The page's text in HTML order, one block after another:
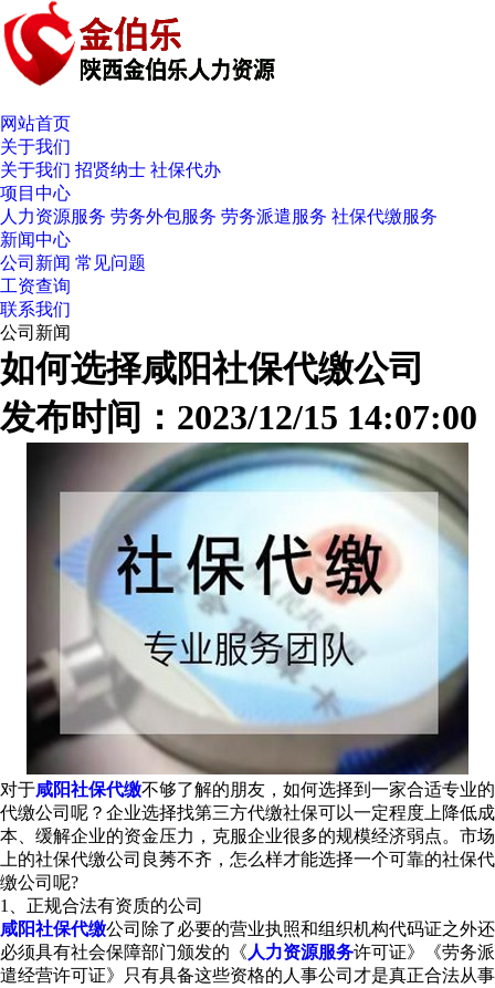
网站首页
关于我们
关于我们 招贤纳士 社保代办
项目中心
人力资源服务 劳务外包服务 劳务派遣服务 社保代缴服务
新闻中心
公司新闻 常见问题
工资查询
联系我们
公司新闻
如何选择咸阳社保代缴公司
发布时间：2023/12/15 14:07:00
对于咸阳社保代缴不够了解的朋友，如何选择到一家合适专业的
代缴公司呢？企业选择找第三方代缴社保可以一定程度上降低成
本、缓解企业的资金压力，克服企业很多的规模经济弱点。市场
上的社保代缴公司良莠不齐，怎么样才能选择一个可靠的社保代
缴公司呢?
1、正规合法有资质的公司
咸阳社保代缴公司除了必要的营业执照和组织机构代码证之外还
必须具有社会保障部门颁发的《 人力资源服务许可证》《劳务派
遣经营许可证》只有具备这些资格的人事公司才是真正合法从事